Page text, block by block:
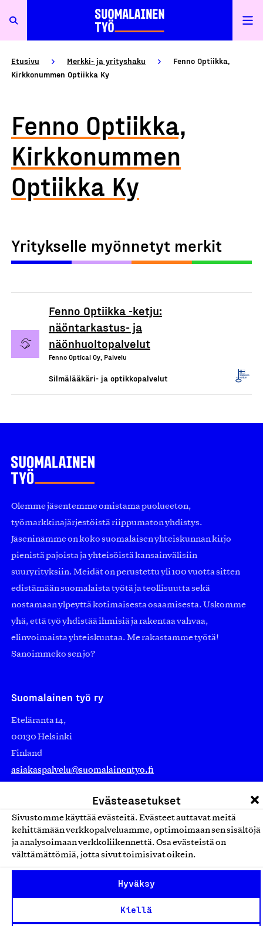
Evästeasetukset
Sivustomme käyttää evästeitä. Evästeet auttavat meitä
kehittämään verkkopalveluamme, optimoimaan sen sisältöjä
ja analysoimaan verkkoliikennettä. Osa evästeistä on
välttämättömiä, jotta sivut toimisivat oikein.
Hyväksy
Kiellä
Etusivu Merkki- ja yrityshaku
Fenno Optiikka,
Kirkkonummen Optiikka Ky
Fenno Optiikka,
Kirkkonummen
Optiikka Ky
Yritykselle myönnetyt merkit
Fenno Optiikka -ketju:
näöntarkastus- ja
näönhuoltopalvelut
Fenno Optical Oy, Palvelu
Silmälääkäri- ja optikkopalvelut
Olemme jäsentemme omistama puolueeton,
työmarkkinajärjestöistä riippumaton yhdistys.
Jäseninämme on koko suomalaisen yhteiskunnan kirjo
pienistä pajoista ja yhteisöistä kansainvälisiin
suuryrityksiin. Meidät on perustettu yli 100 vuotta sitten
edistämään suomalaista työtä ja teollisuutta sekä
nostamaan ylpeyttä kotimaisesta osaamisesta. Uskomme
yhä, että työ yhdistää ihmisiä ja rakentaa vahvaa,
elinvoimaista yhteiskuntaa. Me rakastamme työtä!
Sanoimmeko sen jo?
Suomalainen työ ry
Eteläranta 14,
00130 Helsinki
Finland
asiakaspalvelu@suomalainentyo.fi
Avainlippu